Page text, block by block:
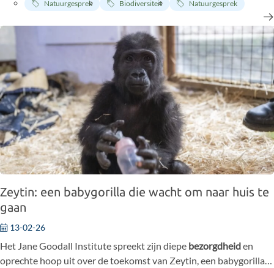
Natuurgesprek Biodiversiteit Natuurgesprek
Zeytin: een babygorilla die wacht om naar huis te
gaan
13-02-26
Het Jane Goodall Institute spreekt zijn diepe bezorgdheiden
oprechte hoop uit over de toekomst van Zeytin, een babygorilla